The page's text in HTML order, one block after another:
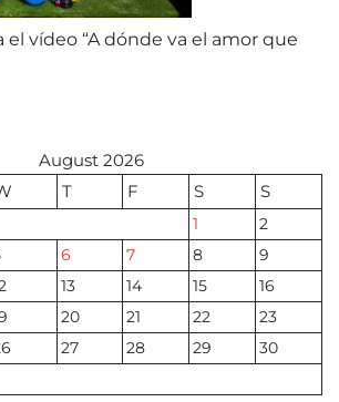
el vídeo “A dónde va el amor que
August 2026
T F S S
1
2
6 7 8
9
13 14 15
16
20 21 22
23
27 28 29
30